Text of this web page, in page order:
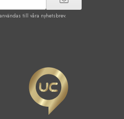
till våra nyhetsbrev.